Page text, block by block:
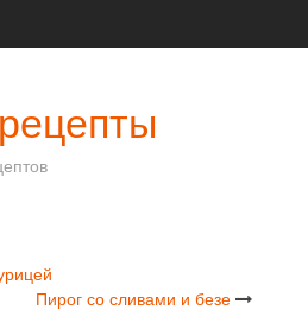
Пирог со сливами и безе